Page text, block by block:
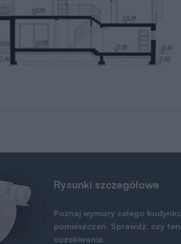
Rysunki szczegółowe
Poznaj wymiary całego
pomieszczeń. Sprawdź, czy
oczekiwania.